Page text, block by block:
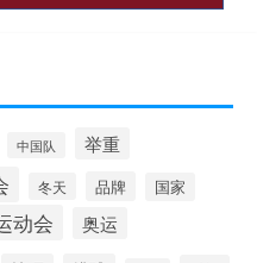
中国队 举重
冬天 品牌 国家
动会 奥运